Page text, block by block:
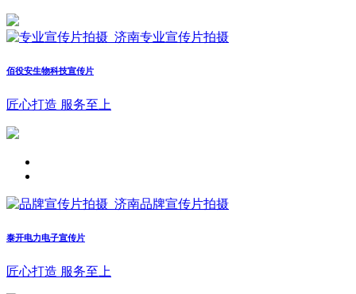
佰役安生物科技宣传片
匠心打造 服务至上
泰开电力电子宣传片
匠心打造 服务至上